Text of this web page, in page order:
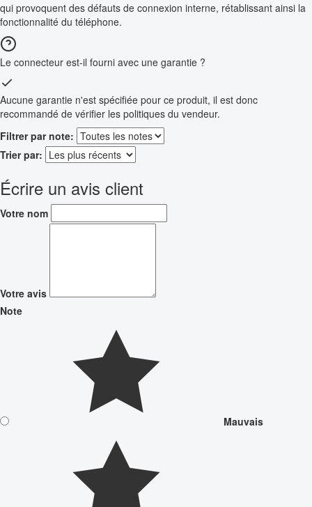
qui provoquent des défauts de connexion interne, rétablissant ainsi la
fonctionnalité du téléphone.
Le connecteur est-il fourni avec une garantie ?
Aucune garantie n'est spécifiée pour ce produit, il est donc
recommandé de vérifier les politiques du vendeur.
Filtrer par note:
Trier par:
Écrire un avis client
Votre nom
Votre avis
Note
Mauvais